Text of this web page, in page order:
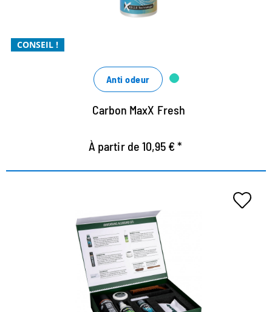
CONSEIL !
Xtra coup de fraîcheur avec un parfum cool
Anti odeur
Carbon MaxX Fresh
À partir de 10,95 € *
Das Set zum Vorzugspreis - 25%
Rabatt gegenüber Einzelbezug
die Bamboo Lotion reinigt perfekt von Schmutz und